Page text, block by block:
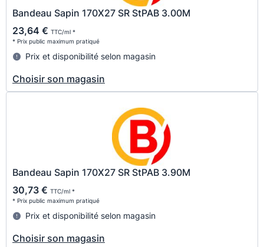
Bandeau Sapin 170X27 SR StPAB 3.00M
23,64 € TTC/ml *
* Prix public maximum pratiqué
Prix et disponibilité selon magasin
Choisir son magasin
Bandeau Sapin 170X27 SR StPAB 3.90M
30,73 € TTC/ml *
* Prix public maximum pratiqué
Prix et disponibilité selon magasin
Choisir son magasin